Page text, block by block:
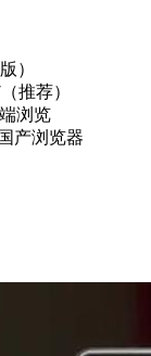
）
推荐）
浏览
产浏览器